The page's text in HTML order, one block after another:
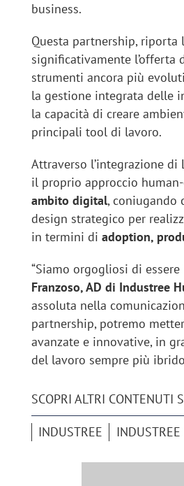
business.
Questa partnership, riporta
significativamente l’offerta
strumenti ancora più
la gestione integrata delle
la capacità di creare
principali tool di lavoro.
Attraverso l’integrazione
il proprio approccio
ambito digital, coniugando
design strategico per
in termini diadoption,
“Siamo orgogliosi di
Franzoso, AD di Industree
assoluta nella
partnership, potremo
avanzate e innovative, in
del lavoro sempre più
SCOPRI ALTRI CONTENUTI
INDUSTREE